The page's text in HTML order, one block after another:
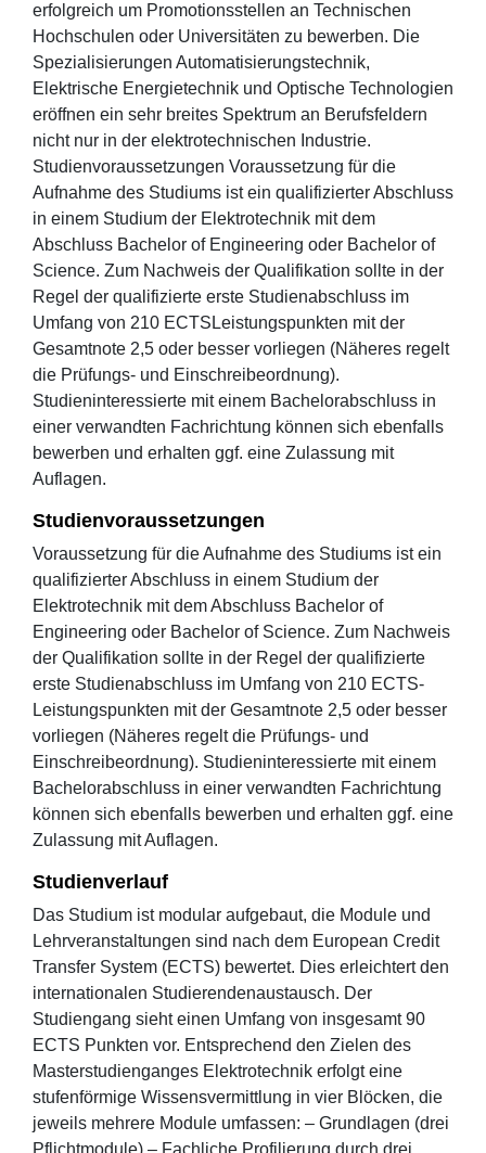
erfolgreich um Promotionsstellen an Technischen
Hochschulen oder Universitäten zu bewerben. Die
Spezialisierungen Automatisierungstechnik,
Elektrische Energietechnik und Optische Technologien
eröffnen ein sehr breites Spektrum an Berufsfeldern
nicht nur in der elektrotechnischen Industrie.
Studienvoraussetzungen Voraussetzung für die
Aufnahme des Studiums ist ein qualifizierter Abschluss
in einem Studium der Elektrotechnik mit dem
Abschluss Bachelor of Engineering oder Bachelor of
Science. Zum Nachweis der Qualifikation sollte in der
Regel der qualifizierte erste Studienabschluss im
Umfang von 210 ECTSLeistungspunkten mit der
Gesamtnote 2,5 oder besser vorliegen (Näheres regelt
die Prüfungs- und Einschreibeordnung).
Studieninteressierte mit einem Bachelorabschluss in
einer verwandten Fachrichtung können sich ebenfalls
bewerben und erhalten ggf. eine Zulassung mit
Auflagen.
Studienvoraussetzungen
Voraussetzung für die Aufnahme des Studiums ist ein
qualifizierter Abschluss in einem Studium der
Elektrotechnik mit dem Abschluss Bachelor of
Engineering oder Bachelor of Science. Zum Nachweis
der Qualifikation sollte in der Regel der qualifizierte
erste Studienabschluss im Umfang von 210 ECTS-
Leistungspunkten mit der Gesamtnote 2,5 oder besser
vorliegen (Näheres regelt die Prüfungs- und
Einschreibeordnung). Studieninteressierte mit einem
Bachelorabschluss in einer verwandten Fachrichtung
können sich ebenfalls bewerben und erhalten ggf. eine
Zulassung mit Auflagen.
Studienverlauf
Das Studium ist modular aufgebaut, die Module und
Lehrveranstaltungen sind nach dem European Credit
Transfer System (ECTS) bewertet. Dies erleichtert den
internationalen Studierendenaustausch. Der
Studiengang sieht einen Umfang von insgesamt 90
ECTS Punkten vor. Entsprechend den Zielen des
Masterstudienganges Elektrotechnik erfolgt eine
stufenförmige Wissensvermittlung in vier Blöcken, die
jeweils mehrere Module umfassen: – Grundlagen (drei
Pflichtmodule) – Fachliche Profilierung durch drei